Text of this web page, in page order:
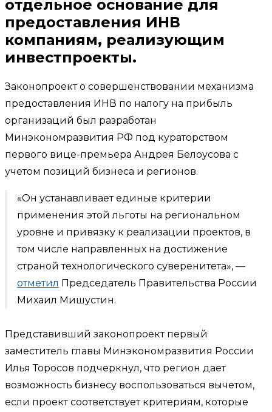
отдельное основание для
предоставления ИНВ
компаниям, реализующим
инвестпроекты.
Законопроект о совершенствовании механизма
предоставления ИНВ по налогу на прибыль
организаций был разработан
Минэкономразвития РФ под кураторством
первого вице-премьера Андрея Белоусова с
учетом позиций бизнеса и регионов.
«Он устанавливает единые критерии
применения этой льготы на региональном
уровне и привязку к реализации проектов, в
том числе направленных на достижение
страной технологического суверенитета», —
отметил Председатель Правительства России
Михаил Мишустин.
Представивший законопроект первый
заместитель главы Минэкономразвития России
Илья Торосов подчеркнул, что регион дает
возможность бизнесу воспользоваться вычетом,
если проект соответствует критериям, которые